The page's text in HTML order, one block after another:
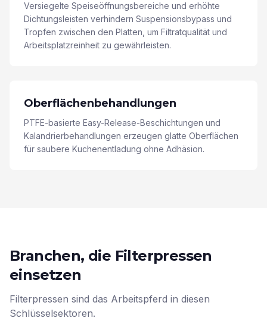
Versiegelte Speiseöffnungsbereiche und erhöhte
Dichtungsleisten verhindern Suspensionsbypass und
Tropfen zwischen den Platten, um Filtratqualität und
Arbeitsplatzreinheit zu gewährleisten.
Oberflächenbehandlungen
PTFE-basierte Easy-Release-Beschichtungen und
Kalandrierbehandlungen erzeugen glatte Oberflächen
für saubere Kuchenentladung ohne Adhäsion.
Branchen, die Filterpressen
einsetzen
Filterpressen sind das Arbeitspferd in diesen
Schlüsselsektoren.